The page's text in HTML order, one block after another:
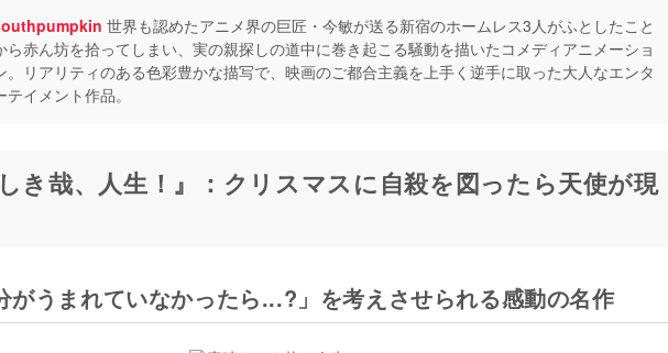
世界も認めたアニメ界の巨匠・今敏が送る新宿のホームレス3人がふとしたこと
ら赤ん坊を拾ってしまい、実の親探しの道中に巻き起こる騒動を描いたコメディアニメーショ
。リアリティのある色彩豊かな描写で、映画のご都合主義を上手く逆手に取った大人なエンタ
テイメント作品。
しき哉、人生！』：クリスマスに自殺を図ったら天使が現
がうまれていなかったら...?」を考えさせられる感動の名作